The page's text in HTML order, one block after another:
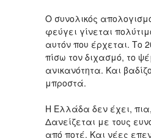
Ο συνολικός
φεύγει γίνεται
αυτόν που έρχεται. Το
πίσω τον διχασμό, το
ανικανότητα. Και
μπροστά.
Η Ελλάδα δεν έχει,
Δανείζεται με τους
από ποτέ. Και νέες